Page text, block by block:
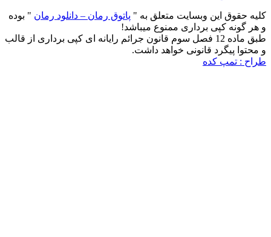
حقوق این وبسایت متعلق به " پاتوق رمان – دانلود رمان " بوده
گونه کپی برداری ممنوع میباشد!
طبق ماده 12 فصل سوم قانون جرائم رایانه ای کپی برداری از قالب
پیگرد قانونی خواهد داشت.
: تمپ کده